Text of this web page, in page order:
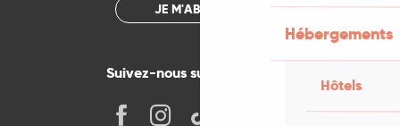
Hébergements
Hôtels
JE M'ABONNE
Suivez-nous sur les réseaux !